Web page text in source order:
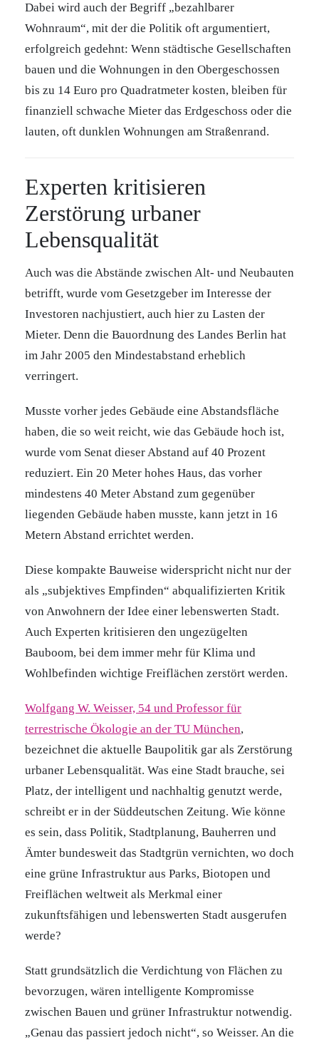
Dabei wird auch der Begriff „bezahlbarer
Wohnraum“, mit der die Politik oft argumentiert,
erfolgreich gedehnt: Wenn städtische Gesellschaften
bauen und die Wohnungen in den Obergeschossen
bis zu 14 Euro pro Quadratmeter kosten, bleiben für
finanziell schwache Mieter das Erdgeschoss oder die
lauten, oft dunklen Wohnungen am Straßenrand.
Experten kritisieren
Zerstörung urbaner
Lebensqualität
Auch was die Abstände zwischen Alt- und Neubauten
betrifft, wurde vom Gesetzgeber im Interesse der
Investoren nachjustiert, auch hier zu Lasten der
Mieter. Denn die Bauordnung des Landes Berlin hat
im Jahr 2005 den Mindestabstand erheblich
verringert.
Musste vorher jedes Gebäude eine Abstandsfläche
haben, die so weit reicht, wie das Gebäude hoch ist,
wurde vom Senat dieser Abstand auf 40 Prozent
reduziert. Ein 20 Meter hohes Haus, das vorher
mindestens 40 Meter Abstand zum gegenüber
liegenden Gebäude haben musste, kann jetzt in 16
Metern Abstand errichtet werden.
Diese kompakte Bauweise widerspricht nicht nur der
als „subjektives Empfinden“ abqualifizierten Kritik
von Anwohnern der Idee einer lebenswerten Stadt.
Auch Experten kritisieren den ungezügelten
Bauboom, bei dem immer mehr für Klima und
Wohlbefinden wichtige Freiflächen zerstört werden.
Wolfgang W. Weisser, 54 und Professor für
terrestrische Ökologie an der TU München,
bezeichnet die aktuelle Baupolitik gar als Zerstörung
urbaner Lebensqualität. Was eine Stadt brauche, sei
Platz, der intelligent und nachhaltig genutzt werde,
schreibt er in der Süddeutschen Zeitung. Wie könne
es sein, dass Politik, Stadtplanung, Bauherren und
Ämter bundesweit das Stadtgrün vernichten, wo doch
eine grüne Infrastruktur aus Parks, Biotopen und
Freiflächen weltweit als Merkmal einer
zukunftsfähigen und lebenswerten Stadt ausgerufen
werde?
Statt grundsätzlich die Verdichtung von Flächen zu
bevorzugen, wären intelligente Kompromisse
zwischen Bauen und grüner Infrastruktur notwendig.
„Genau das passiert jedoch nicht“, so Weisser. An die